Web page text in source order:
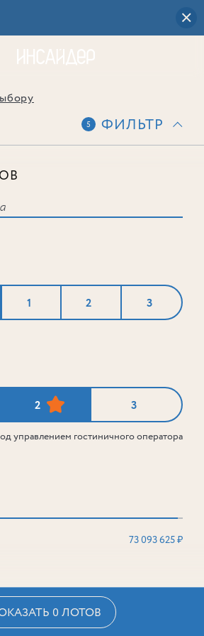
5 ФИЛЬТР
1 2 3
2 3
управлением гостиничного оператора
73 093 625 ₽
0 ЛОТОВ
ни одного лота